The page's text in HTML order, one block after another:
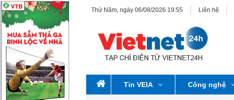
Thứ Năm, ngày 06/08/2026 19:55 Liên hệ
Tin VEIA Công nghệ